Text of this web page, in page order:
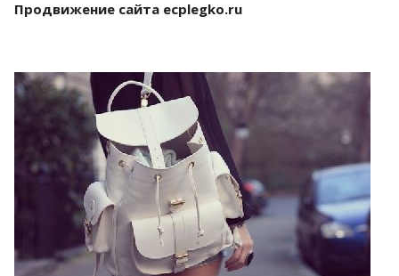
Продвижение сайта ecplegko.ru
Смотреть проект